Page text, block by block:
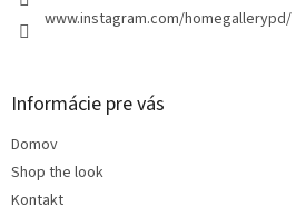
www.instagram.com/homegallerypd/
Informácie pre vás
Domov
Shop the look
Kontakt